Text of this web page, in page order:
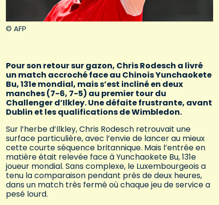
© AFP
Pour son retour sur gazon, Chris Rodesch a livré
un match accroché face au Chinois Yunchaokete
Bu, 131e mondial, mais s’est incliné en deux
manches (7-6, 7-5) au premier tour du
Challenger d’Ilkley. Une défaite frustrante, avant
Dublin et les qualifications de Wimbledon.
Sur l’herbe d’Ilkley, Chris Rodesch retrouvait une
surface particulière, avec l’envie de lancer au mieux
cette courte séquence britannique. Mais l’entrée en
matière était relevée face à Yunchaokete Bu, 131e
joueur mondial. Sans complexe, le Luxembourgeois a
tenu la comparaison pendant près de deux heures,
dans un match très fermé où chaque jeu de service a
pesé lourd.